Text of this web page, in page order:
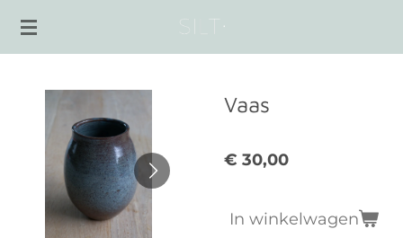
Ga
Vaas
€ 30,00
In winkelwagen